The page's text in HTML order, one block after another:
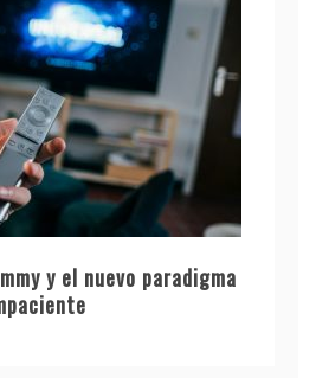
y el nuevo paradigma